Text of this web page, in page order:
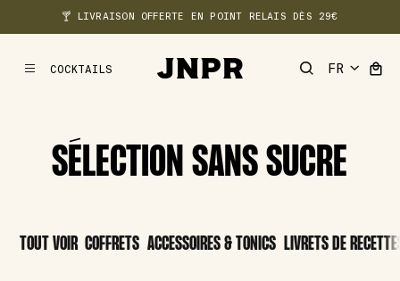
🍸 LIVRAISON OFFERTE EN POINT RELAIS DÈS 29€
COCKTAILS
SÉLECTION SANS SUCRE
TOUT VOIR COFFRETS ACCESSOIRES & TONICS LIVRETS DE